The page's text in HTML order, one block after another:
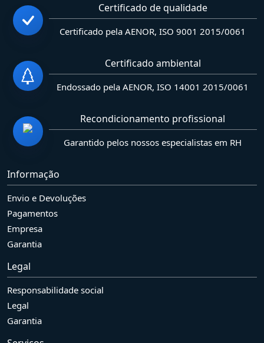
Certificado de qualidade
Certificado pela AENOR, ISO 9001 2015/0061
Certificado ambiental
Endossado pela AENOR, ISO 14001 2015/0061
Recondicionamento profissional
Garantido pelos nossos especialistas em RH
Informação
Envio e Devoluções
Pagamentos
Empresa
Garantia
Legal
Responsabilidade social
Legal
Garantia